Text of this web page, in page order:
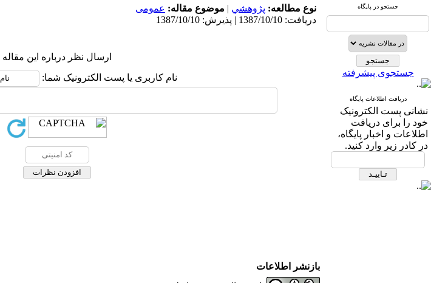
جستجو در پایگاه
جستجوی پیشرفته
دریافت اطلاعات پایگاه
نشانی پست الکترونیک
خود را برای دریافت
اطلاعات و اخبار پایگاه،
در کادر زیر وارد کنید.
نوع مطالعه: پژوهشي | موضوع مقاله: عمومى
دریافت: 1387/10/10 | پذیرش: 1387/10/10
ارسال نظر درباره این مقاله
نام کاربری یا پست الکترونیک شما:
بازنشر اطلاعات